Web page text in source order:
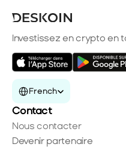
Investissez en crypto en
Select Language
French
Contact
Nous contacter
Devenir partenaire